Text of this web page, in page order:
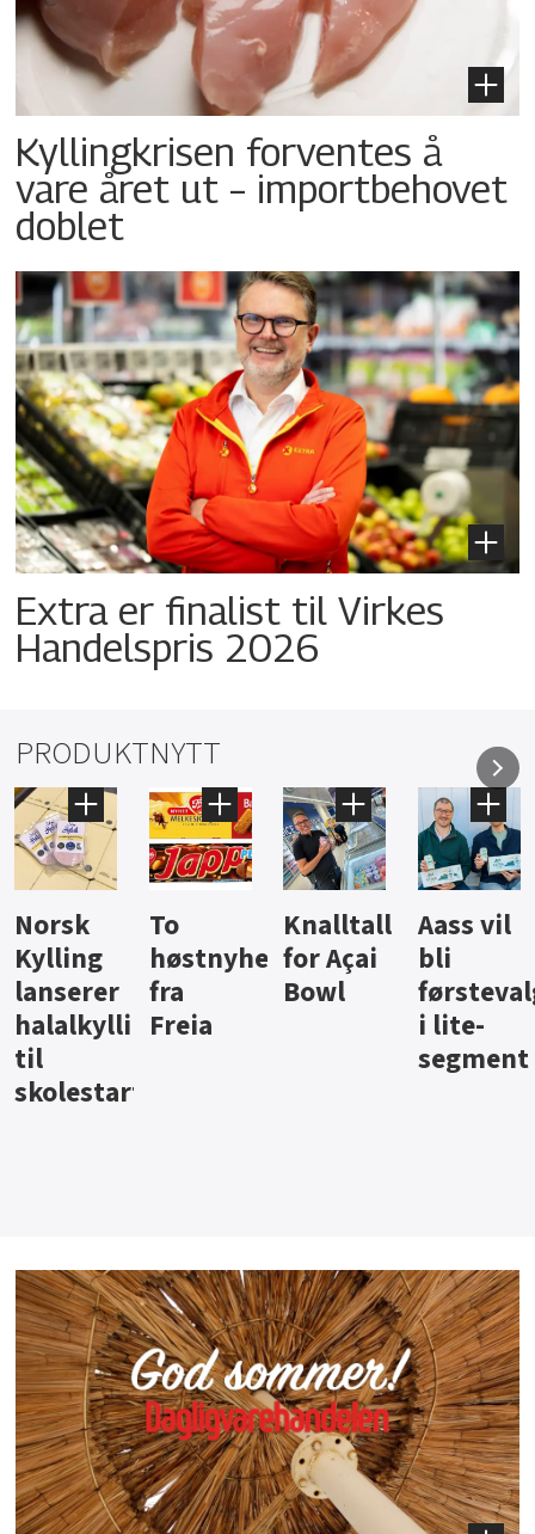
Kyllingkrisen forventes å
vare året ut – importbehovet
doblet
Extra er finalist til Virkes
Handelspris 2026
PRODUKTNYTT
Knalltall
for Açai
Bowl
Aass vil
bli
førstevalg
i lite-
Brus og
jus fra
Berentsen
Hard
iste fra
Hansa